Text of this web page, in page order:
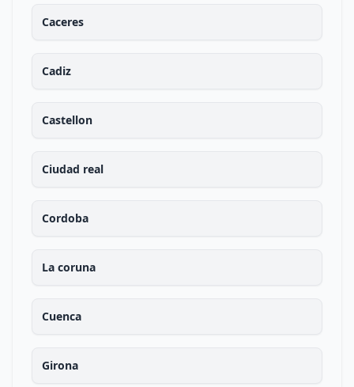
Caceres
Cadiz
Castellon
Ciudad real
Cordoba
La coruna
Cuenca
Girona